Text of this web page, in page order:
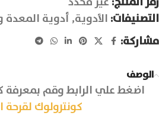
التصنيفات: الأدوية, أدوية
مشاركة:
الوصف
اضغط علي الرابط وقم بمعرفة
كونترولوك لقرحة